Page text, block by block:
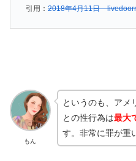
引用：2018年4月11日
もん
というのも、アメ
との性行為は最大
す。非常に罪が重